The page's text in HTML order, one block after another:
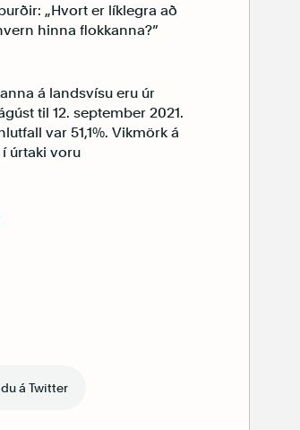
„Hvort er líklegra að
hinna flokkanna?”
á landsvísu eru úr
til 12. september 2021.
var 51,1%. Vikmörk á
úrtaki voru
á Twitter